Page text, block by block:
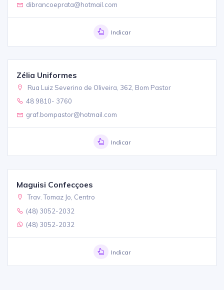
dibrancoeprata@hotmail.com
Indicar
Zélia Uniformes
Rua Luiz Severino de Oliveira, 362, Bom Pastor
48 9810- 3760
graf.bompastor@hotmail.com
Indicar
Maguisi Confecçoes
Trav. Tomaz Jo, Centro
(48) 3052-2032
(48) 3052-2032
Indicar